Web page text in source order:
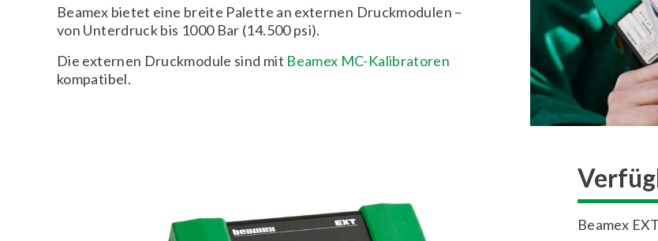
Beamex bietet eine breite Palette an externen Druckmodulen –
von Unterdruck bis 1000 Bar (14.500 psi).
Die externen Druckmodule sind mit Beamex MC-Kalibratoren
kompatibel.
Beamex